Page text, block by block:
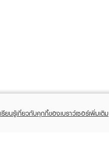
เรียนรู้เกี่ยวกับคุกกี้ของเบราว์เซอร์เพิ่มเติม